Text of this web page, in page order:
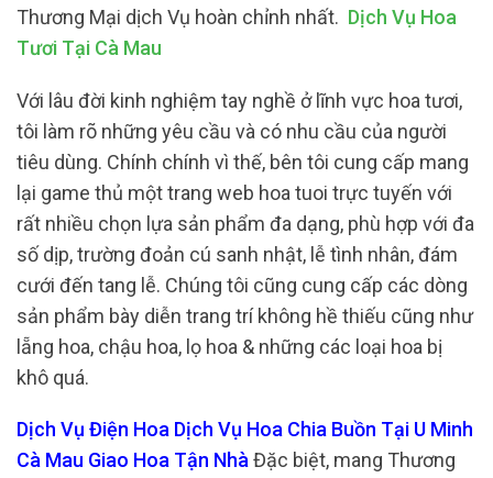
Thương Mại dịch Vụ hoàn chỉnh nhất. Dịch Vụ Hoa
Tươi Tại Cà Mau
Với lâu đời kinh nghiệm tay nghề ở lĩnh vực hoa tươi,
tôi làm rõ những yêu cầu và có nhu cầu của người
tiêu dùng. Chính chính vì thế, bên tôi cung cấp mang
lại game thủ một trang web hoa tuoi trực tuyến với
rất nhiều chọn lựa sản phẩm đa dạng, phù hợp với đa
số dịp, trường đoản cú sanh nhật, lễ tình nhân, đám
cưới đến tang lễ. Chúng tôi cũng cung cấp các dòng
sản phẩm bày diễn trang trí không hề thiếu cũng như
lẵng hoa, chậu hoa, lọ hoa & những các loại hoa bị
khô quá.
Dịch Vụ Điện Hoa Dịch Vụ Hoa Chia Buồn Tại U Minh
Cà Mau Giao Hoa Tận Nhà Đặc biệt, mang Thương